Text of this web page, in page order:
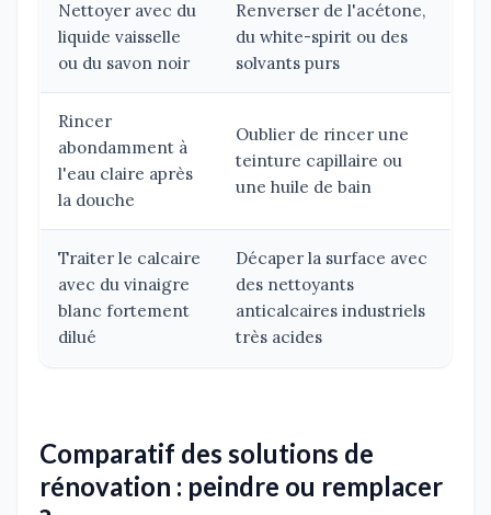
Nettoyer avec du
liquide vaisselle
ou du savon noir
Renverser de l'acétone,
du white-spirit ou des
solvants purs
Rincer
abondamment à
l'eau claire après
la douche
Oublier de rincer une
teinture capillaire ou
une huile de bain
Traiter le calcaire
avec du vinaigre
blanc fortement
dilué
Décaper la surface avec
des nettoyants
anticalcaires industriels
très acides
Comparatif des solutions de
rénovation : peindre ou remplacer